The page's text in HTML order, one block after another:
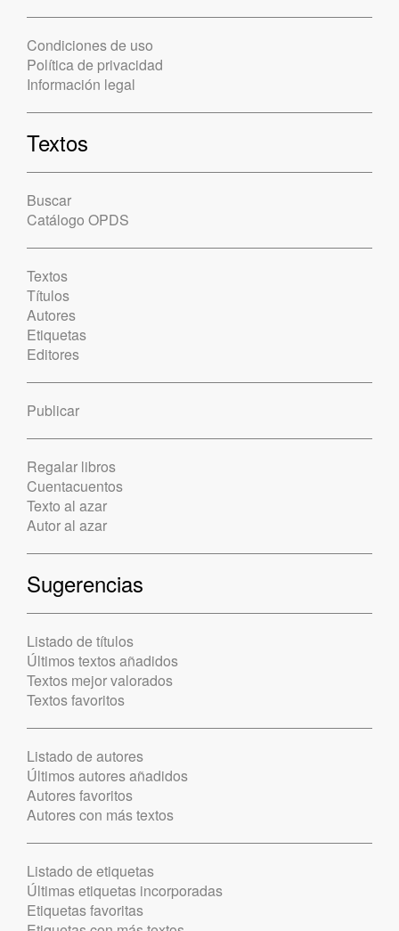
Condiciones de uso
Política de privacidad
Información legal
Textos
Buscar
Catálogo OPDS
Textos
Títulos
Autores
Etiquetas
Editores
Publicar
Regalar libros
Cuentacuentos
Texto al azar
Autor al azar
Sugerencias
Listado de títulos
Últimos textos añadidos
Textos mejor valorados
Textos favoritos
Listado de autores
Últimos autores añadidos
Autores favoritos
Autores con más textos
Listado de etiquetas
Últimas etiquetas incorporadas
Etiquetas favoritas